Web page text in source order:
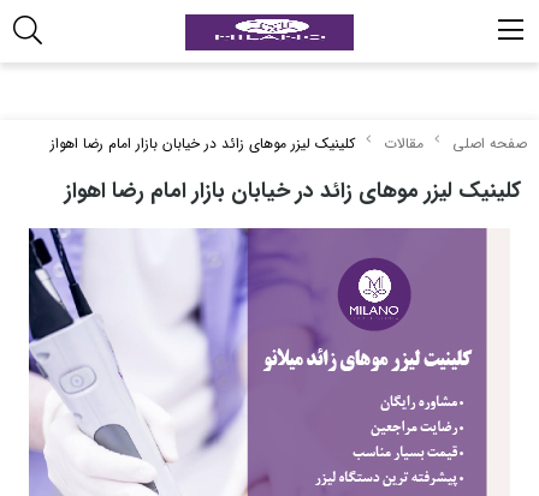
صفحه اصلی مقالات کلینیک لیزر موهای زائد در خیابان بازار امام رضا اهواز
کلینیک لیزر موهای زائد در خیابان بازار امام رضا اهواز